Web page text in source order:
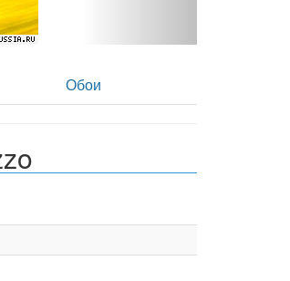
Rezzo 1.6 MT - фото 2
Обои